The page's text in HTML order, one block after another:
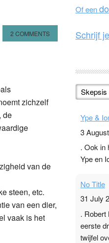
2 COMMENTS
zichzelf
, de
van de
steen, etc.
van een dier,
vaak is het
k
Of een
Schrijf
Skepsis
Ype &
3
. Ook in
Ype en
No Title
31 July
. Robert
eerste
twijfel